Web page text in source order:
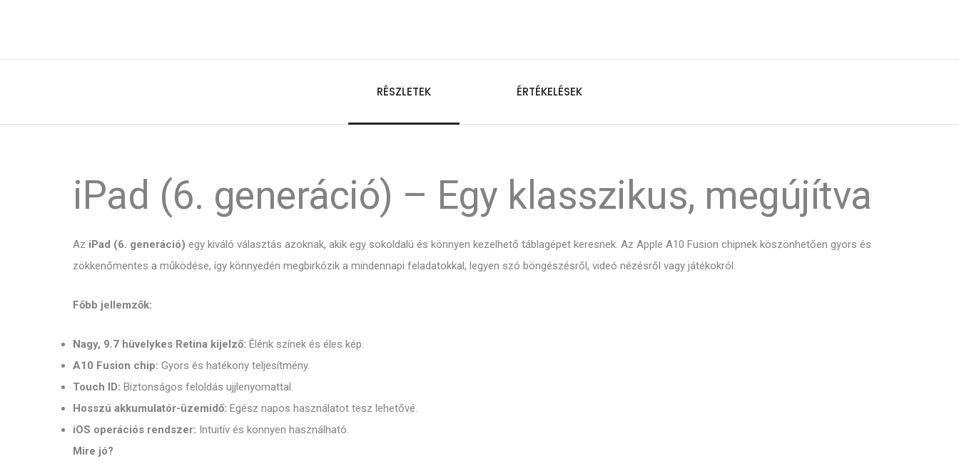
RÉSZLETEK ÉRTÉKELÉSEK
iPad (6. generáció) – Egy klasszikus, megújítva
Az iPad (6. generáció) egy kiváló választás azoknak, akik egy sokoldalú és könnyen kezelhető táblagépet keresnek. Az Apple A10 Fusion chipnek köszönhetően gyors és
zökkenőmentes a működése, így könnyedén megbirkózik a mindennapi feladatokkal, legyen szó böngészésről, videó nézésről vagy játékokról.
Főbb jellemzők:
Nagy, 9.7 hüvelykes Retina kijelző: Élénk színek és éles kép.
A10 Fusion chip: Gyors és hatékony teljesítmény.
Touch ID: Biztonságos feloldás ujjlenyomattal.
Hosszú akkumulatór-üzemidő: Egész napos használatot tesz lehetővé.
iOS operációs rendszer: Intuitív és könnyen használható.
Mire jó?